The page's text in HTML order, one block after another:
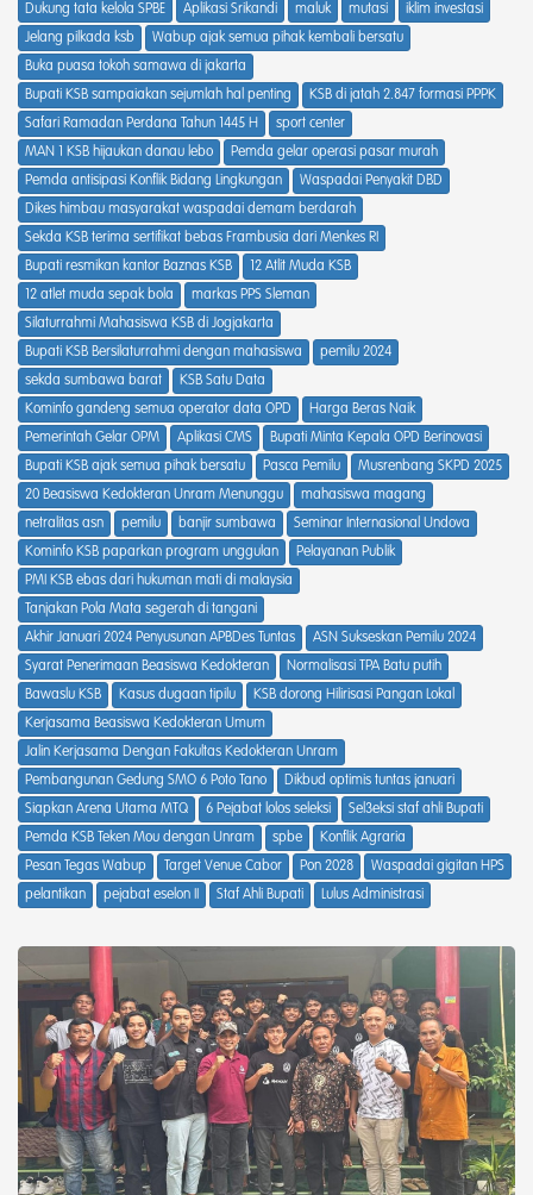
Dukung tata kelola SPBE
Aplikasi Srikandi maluk mutasi
iklim investasi
Jelang pilkada ksb
Wabup ajak semua pihak kembali bersatu
Buka puasa tokoh samawa di jakarta
Bupati KSB sampaiakan sejumlah hal penting
KSB di jatah 2.847 formasi PPPK
Safari Ramadan Perdana Tahun 1445 H
sport center
MAN 1 KSB hijaukan danau lebo
Pemda gelar operasi pasar murah
Pemda antisipasi Konflik Bidang Lingkungan
Waspadai Penyakit DBD
Dikes himbau masyarakat waspadai demam berdarah
Sekda KSB terima sertifikat bebas Frambusia dari Menkes RI
Bupati resmikan kantor Baznas KSB
12 Atlit Muda KSB
12 atlet muda sepak bola
markas PPS Sleman
Silaturrahmi Mahasiswa KSB di Jogjakarta
Bupati KSB Bersilaturrahmi dengan mahasiswa
pemilu 2024
sekda sumbawa barat
KSB Satu Data
Kominfo gandeng semua operator data OPD
Harga Beras Naik
Pemerintah Gelar OPM
Aplikasi CMS
Bupati Minta Kepala OPD Berinovasi
Bupati KSB ajak semua pihak bersatu
Pasca Pemilu
Musrenbang SKPD 2025
20 Beasiswa Kedokteran Unram Menunggu
mahasiswa magang
netralitas asn
pemilu banjir sumbawa
Seminar Internasional Undova
Kominfo KSB paparkan program unggulan
Pelayanan Publik
PMI KSB ebas dari hukuman mati di malaysia
Tanjakan Pola Mata segerah di tangani
Akhir Januari 2024 Penyusunan APBDes Tuntas
ASN Sukseskan Pemilu 2024
Syarat Penerimaan Beasiswa Kedokteran
Normalisasi TPA Batu putih
Bawaslu KSB
Kasus dugaan tipilu
KSB dorong Hilirisasi Pangan Lokal
Kerjasama Beasiswa Kedokteran Umum
Jalin Kerjasama Dengan Fakultas Kedokteran Unram
Pembangunan Gedung SMO 6 Poto Tano
Dikbud optimis tuntas januari
Siapkan Arena Utama MTQ
6 Pejabat lolos seleksi
Sel3eksi staf ahli Bupati
Pemda KSB Teken Mou dengan Unram
spbe
Konflik Agraria
Pesan Tegas Wabup
Target Venue Cabor Pon 2028
Waspadai gigitan HPS
pelantikan
pejabat eselon II Staf Ahli Bupati Lulus Administrasi